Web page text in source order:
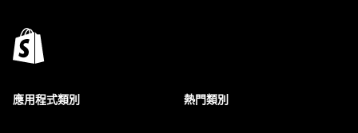
應用程式類別 熱門類別